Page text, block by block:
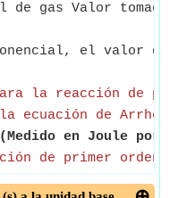
gas Valor tomado
el valor de
la reacción de
ecuación de
(Medido en Joule por
de primer orden